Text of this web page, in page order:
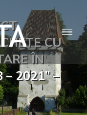
CU
ÎN
– 2021” –